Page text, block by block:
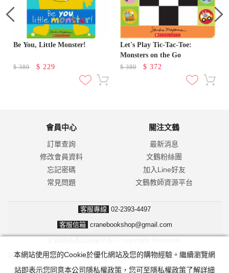
Be You, Little Monster!
$380 $ 229
Let's Play Tic-Tac-Toe:
Monsters on the Go
$380 $ 372
會員中心
訂單查詢
修改會員資料
忘記密碼
常見問題
關注文鶴
最新消息
文鶴粉絲團
加入Line好友
文鶴教師資源平台
客服專線 02-2393-4497
客服信箱 cranebookshop@gmail.com
防詐騙！我們不會要求並指示您至ATM操作。ATM只有匯款及轉帳功能，
無法解除分期付款或訂單錯誤問題。隨時可撥打165反詐騙諮詢專線。
本網站使用您的Cookie於優化網站及您的購物經驗。繼續瀏覽網
站即表示您同意本公司隱私權政策，您可至隱私權政策了解詳細